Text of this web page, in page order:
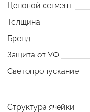
Ценовой сегмент
Толщина
Бренд
Защита от УФ
Светопропускание
Структура ячейки